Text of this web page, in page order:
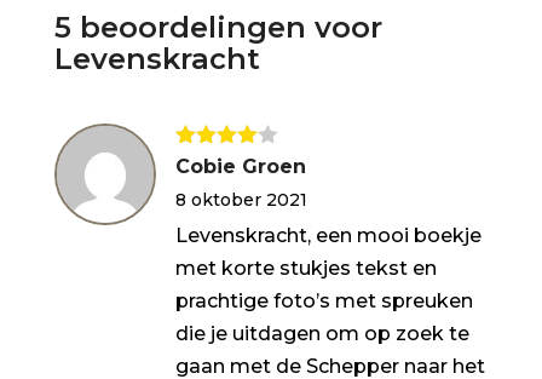
5 beoordelingen voor
Levenskracht
Gewaarde
5
Cobie Groen
8 oktober 2021
Levenskracht, een mooi boekje
met korte stukjes tekst en
prachtige foto’s met spreuken
die je uitdagen om op zoek te
gaan met de Schepper naar het